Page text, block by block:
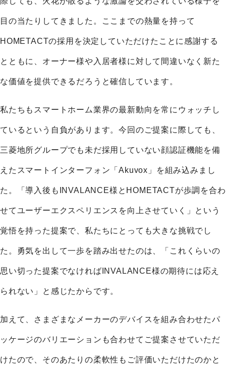
目の当たりしてきました。ここまでの熱量を持って
HOMETACTの採用を決定していただけたことに感謝する
とともに、オーナー様や入居者様に対して間違いなく新た
な価値を提供できるだろうと確信しています。
私たちもスマートホーム業界の最新動向を常にウォッチし
ているという自負があります。今回のご提案に際しても、
三菱地所グループでも未だ採用していない顔認証機能を備
えたスマートインターフォン「Akuvox」を組み込みまし
た。「導入後もINVALANCE様とHOMETACTが歩調を合わ
せてユーザーエクスペリエンスを向上させていく」という
覚悟を持った提案で、私たちにとっても大きな挑戦でし
た。勇気を出して一歩を踏み出せたのは、「これくらいの
思い切った提案でなければINVALANCE様の期待には応え
られない」と感じたからです。
加えて、さまざまなメーカーのデバイスを組み合わせたパ
ッケージのバリエーションも合わせてご提案させていただ
けたので、そのあたりの柔軟性もご評価いただけたのかと